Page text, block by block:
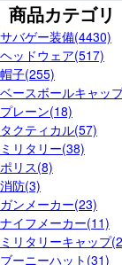
商品カテゴリ
サバゲー装備(4430)
ヘッドウェア(517)
帽子(255)
ベースボールキャッ
プレーン(18)
タクティカル(57)
ミリタリー(38)
ポリス(8)
消防(3)
ガンメーカー(23)
ナイフメーカー(11)
ミリタリーキャップ
ブーニーハット(31)